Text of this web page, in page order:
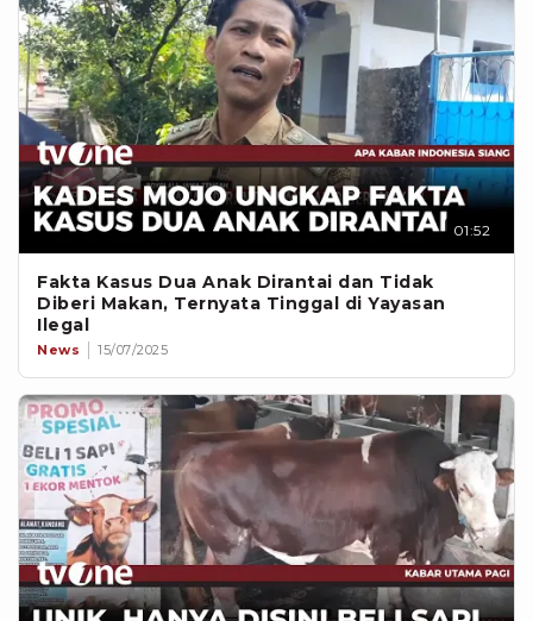
01:52
Fakta Kasus Dua Anak Dirantai dan Tidak
Diberi Makan, Ternyata Tinggal di Yayasan
Ilegal
News 15/07/2025